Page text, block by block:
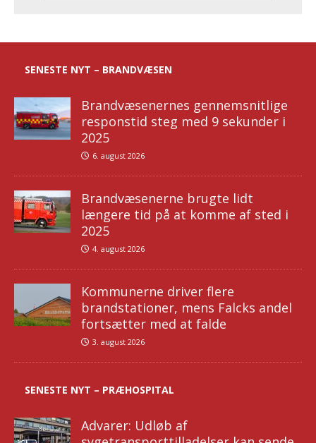
SENESTE NYT – BRANDVÆSEN
Brandvæsenernes gennemsnitlige
responstid steg med 9 sekunder i
2025
6. august 2026
Brandvæsenerne brugte lidt
længere tid på at komme af sted i
2025
4. august 2026
Kommunerne driver flere
brandstationer, mens Falcks andel
fortsætter med at falde
3. august 2026
SENESTE NYT – PRÆHOSPITAL
Advarer: Udløb af